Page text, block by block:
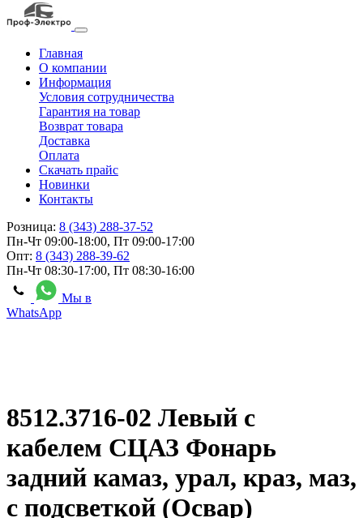
Главная
О компании
Информация
Условия сотрудничества
Гарантия на товар
Возврат товара
Доставка
Оплата
Скачать прайс
Новинки
Контакты
Розница: 8 (343) 288-37-52
Пн-Чт 09:00-18:00, Пт 09:00-17:00
Опт: 8 (343) 288-39-62
Пн-Чт 08:30-17:00, Пт 08:30-16:00
Мы в
WhatsApp
8512.3716-02 Левый с
кабелем СЦАЗ Фонарь
задний камаз, урал, краз, маз,
с подсветкой (Освар)